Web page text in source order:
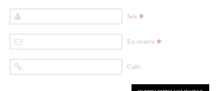
Ім'я *
Ел. пошта *
Сайт